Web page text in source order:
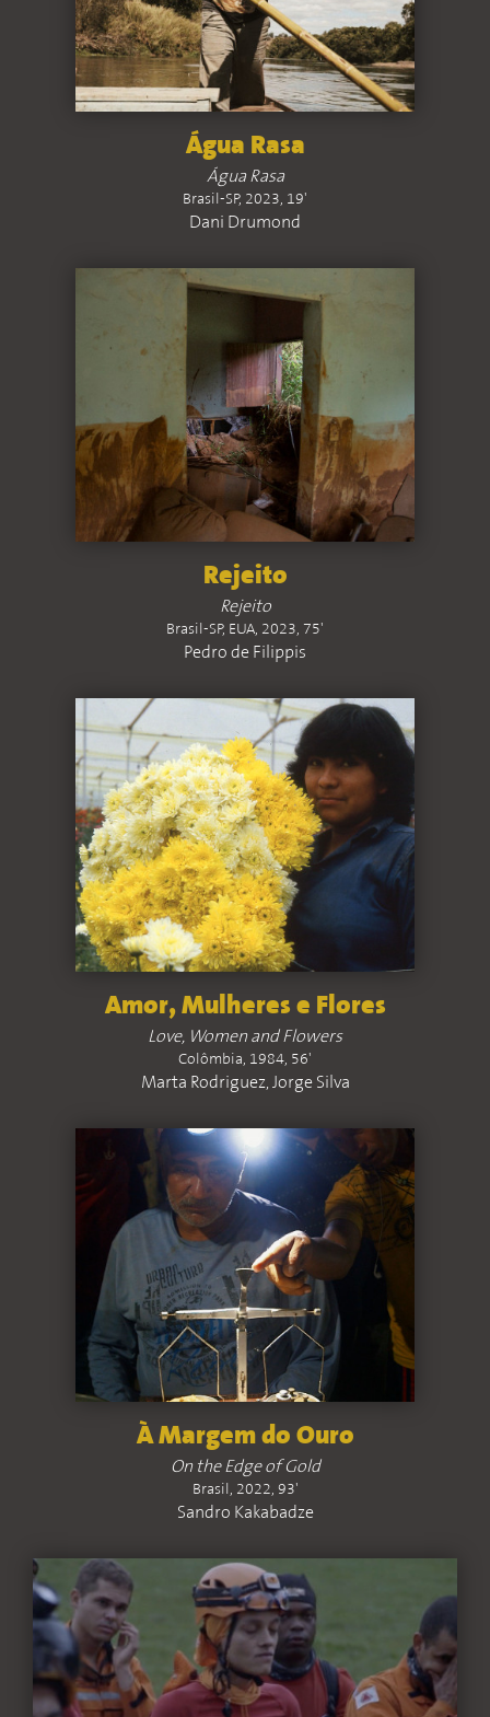
Água Rasa
Água Rasa
Brasil-SP, 2023, 19'
Dani Drumond
Rejeito
Rejeito
Brasil-SP, EUA, 2023, 75'
Pedro de Filippis
Amor, Mulheres e Flores
Love, Women and Flowers
Colômbia, 1984, 56'
Marta Rodriguez, Jorge Silva
À Margem do Ouro
On the Edge of Gold
Brasil, 2022, 93'
Sandro Kakabadze